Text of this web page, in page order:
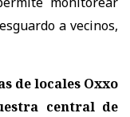
a vecinos,
de locales Oxxo
central de